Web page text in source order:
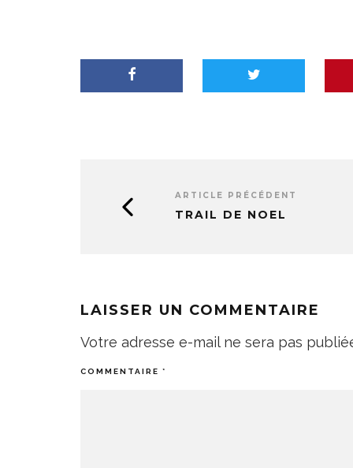
ARTICLE PRÉCÉDENT
TRAIL DE NOEL
LAISSER UN COMMENTAIRE
Votre adresse e-mail ne sera pas
COMMENTAIRE *